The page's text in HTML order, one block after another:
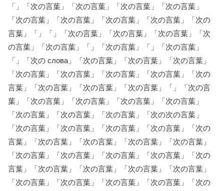
「」「次の言葉」「次の言葉」「次の言葉」「次の言葉」
「次の言葉」「次の言葉」「次の言葉」「次の言葉」「次の
言葉」「」「」「次の言葉」「次の言葉」「次の言葉」「次
の言葉」「次の言葉」「」「次の言葉」「」「次の言葉」
「」「次の слова」「次の言葉」「次の言葉」「次の言葉」
「次の言葉」「次の言葉」「次の言葉」「次の言葉」「次の
言葉」「次の言葉」「次の言葉」「次の言葉」「」「次の言
葉」「次の言葉」「次の言葉」「次の言葉」「次の言葉」
「次の言葉」「次の言葉」「次の言葉」「次の次の言葉」
「次の言葉」「次の言葉」「次の言葉」「次の言葉」「次の
言葉」「次の言葉」「次の言葉」「次の言葉」「次の言葉」
「次の言葉」「次の言葉」「次の言葉」「次の言葉」「次の
言葉」「次の言葉」「次の言葉」「次の言葉」「次の言葉」
「次の言葉」「次の言葉」「次の言葉」「次の言葉」「次の